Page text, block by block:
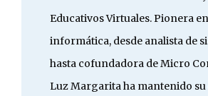
Educativos Virtuales. Pionera
informática, desde analista de
hasta cofundadora de Micro
Luz Margarita ha mantenido su